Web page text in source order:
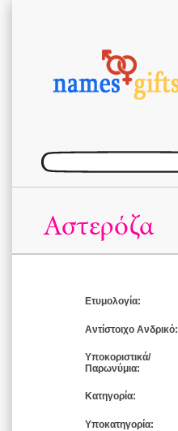
Αστερόζα
Ετυμολογία:
Αντίστοιχο Ανδρικό:
Υποκοριστικά/
Παρωνύμια:
Κατηγορία:
Υποκατηγορία: